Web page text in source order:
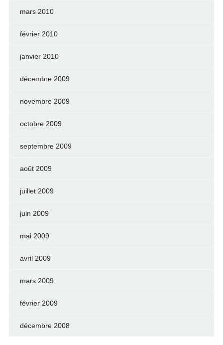
mars 2010
février 2010
janvier 2010
décembre 2009
novembre 2009
octobre 2009
septembre 2009
août 2009
juillet 2009
juin 2009
mai 2009
avril 2009
mars 2009
février 2009
décembre 2008